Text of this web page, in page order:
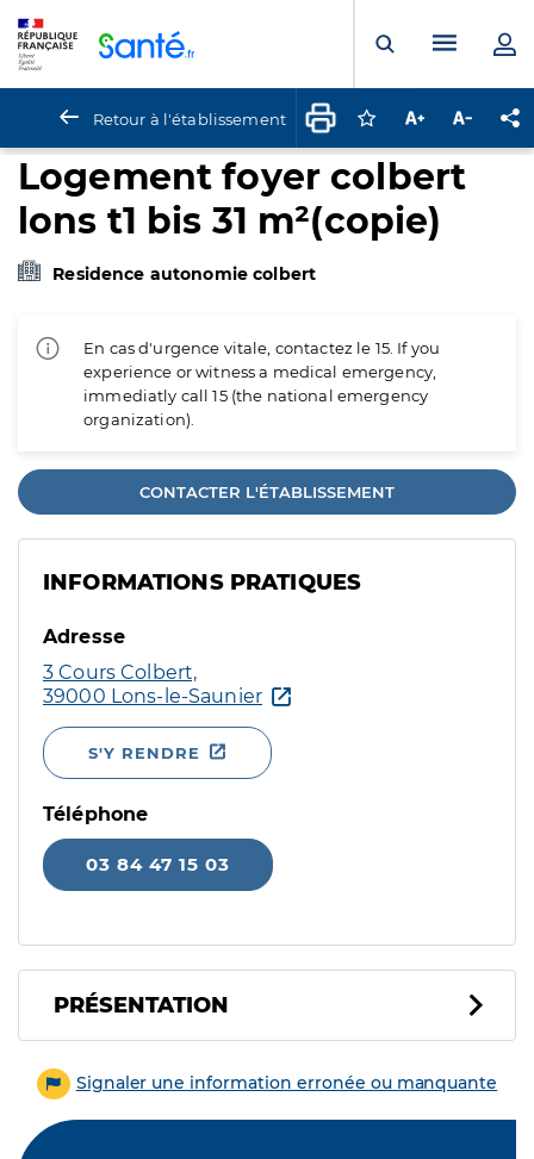
Ouvrir laMenu
Retour à l'établissement Connectez-vous
Augmenter la
Logement foyer colbert
lons t1 bis 31 m²(copie)
Residence autonomie colbert
En cas d'urgence vitale, contactez le 15. If you
experience or witness a medical emergency,
immediatly call 15 (the national emergency
organization).
CONTACTER L'ÉTABLISSEMENT
INFORMATIONS PRATIQUES
Adresse
3 Cours Colbert,
39000 Lons-le-Saunier
S'Y RENDRE
Téléphone
03 84 47 15 03
PRÉSENTATION
Signaler une information erronée ou manquante